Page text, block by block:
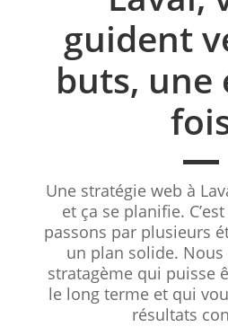
guident
buts, une
Une stratégie web à
et ça se planifie.
passons par plusieurs
un plan solide.
stratagème qui puisse
le long terme et qui
résultats